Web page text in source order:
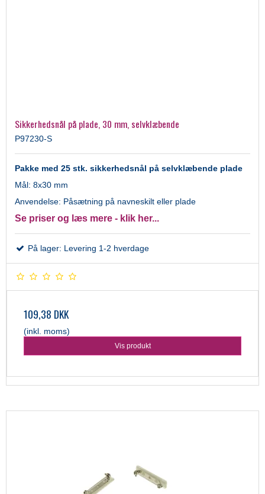
Sikkerhedsnål på plade, 30 mm, selvklæbende
P97230-S
Pakke med 25 stk. sikkerhedsnål på selvklæbende plade
Mål: 8x30 mm
Anvendelse: Påsætning på navneskilt eller plade
Se priser og læs mere - klik her...
På lager: Levering 1-2 hverdage
109,38 DKK
(inkl. moms)
Vis produkt